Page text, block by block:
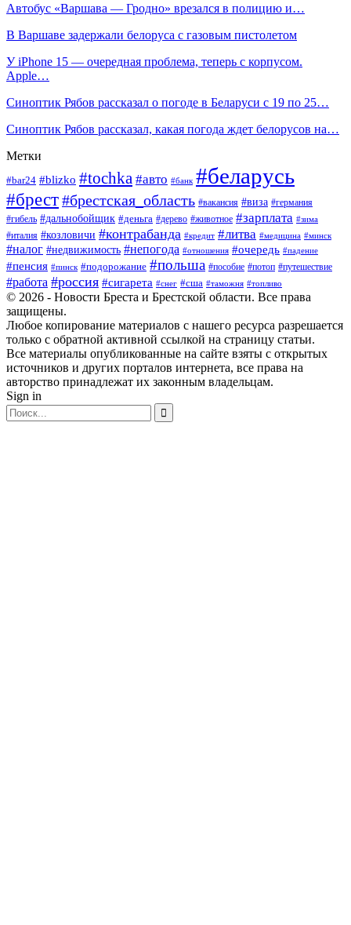
Автобус «Варшава — Гродно» врезался в полицию и…
В Варшаве задержали белоруса с газовым пистолетом
У iPhone 15 — очередная проблема, теперь с корпусом.
Apple…
Синоптик Рябов рассказал о погоде в Беларуси с 19 по 25…
Синоптик Рябов рассказал, какая погода ждет белорусов на…
Метки
#bar24 #blizko #tochka #авто #банк #беларусь
#брест#брестская_область #вакансия #виза #германия
#гибель #дальнобойщик #деньга #дерево #животное #зарплата #зима
#италия #козловичи #контрабанда #кредит #литва #медицина #минск
#налог #недвижимость #непогода #отношения #очередь #падение
#пенсия #пинск #подорожание #польша #пособие #потоп #путешествие
#работа #россия #сигарета #снег #сша #таможня #топливо
© 2026 - Новости Бреста и Брестской области. Все права
защищены.
Любое копирование материалов с нашего ресурса разрешается
только с обратной активной ссылкой на страницу статьи.
Все материалы опубликованные на сайте взяты с открытых
источников и других порталов интернета, все права на
авторство принадлежат их законным владельцам.
Sign in